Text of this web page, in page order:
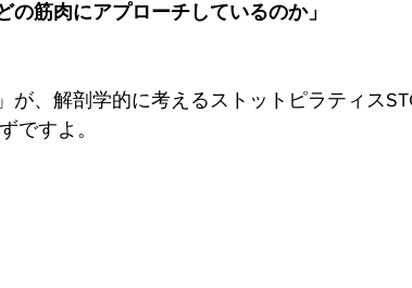
の筋肉にアプローチしているのか」
が、解剖学的に考えるストットピラティス
ですよ。